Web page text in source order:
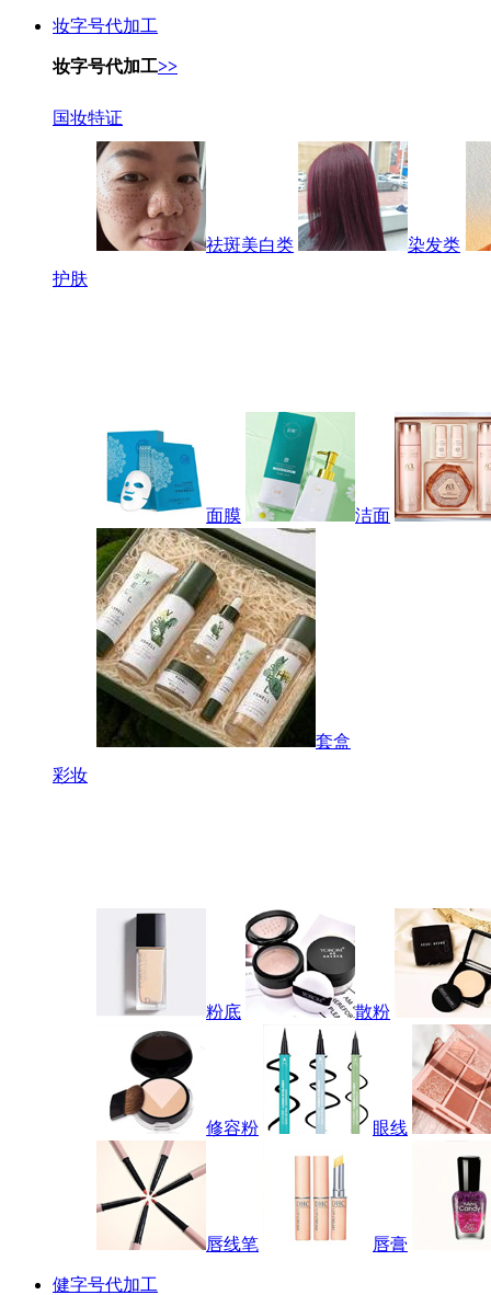
妆字号代加工
妆字号代加工>>
国妆特证
祛斑美白类
染发类
护肤
面膜 洁面
套盒
彩妆
粉底 散粉
修容粉 眼线
唇线笔 唇膏
健字号代加工